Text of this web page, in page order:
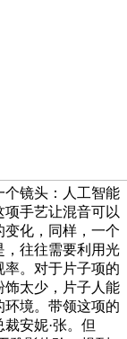
个镜头：人工智能
手艺让混音可以
化，同样，一个
，往往需要利用光
。对于片子项的
饰太少，片子人能
境。带领这项的
安妮·张。但